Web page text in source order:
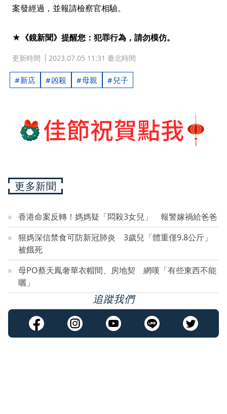
案發經過，並報請檢察官相驗。
★《鏡新聞》提醒您：犯罪行為，請勿模仿。
更新時間 2023.07.05 11:31 臺北時間
新店 凶殺 母親 兒子
更多新聞
香港命案反轉！媽媽疑「悶殺3女兒」 報警嫁禍給爸爸
狠媽深信禁食可防新冠肺炎 3歲兒「體重僅9.8公斤」
被餓死
母PO蔡天鳳奢華衣帽間、房地契 網嘆「有些東西不能
曬」
追蹤我們